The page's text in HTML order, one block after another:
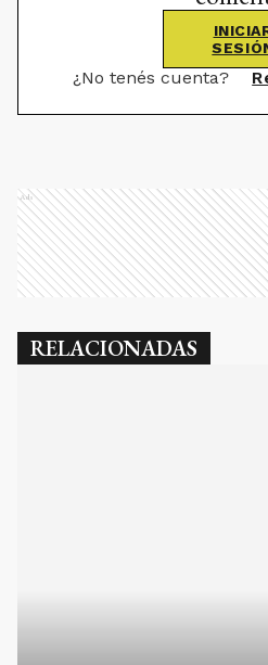
¿No tenés cuenta?
Ads
RELACIONADAS